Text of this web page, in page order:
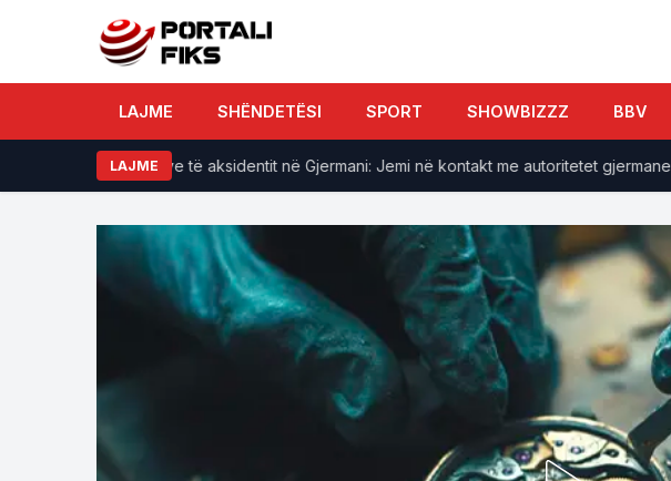
LAJME SHËNDETËSI SPORT SHOWBIZZZ BBV
LAJME
familjet e viktimave të aksidentit në Gjermani: Jemi në kontakt me autoritetet gjermane